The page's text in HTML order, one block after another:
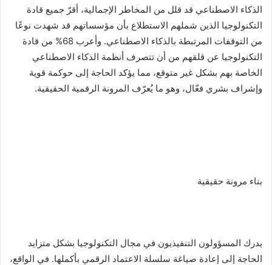
الذكاء الاصطناعي قد قلل من المخاطر الإجمالية، أقرّ جميع قادة
التكنولوجيا الذين شملهم الاستطلاع بأن مؤسساتهم قد شهدت نوعًا
من التوقفات المرتبطة بالذكاء الاصطناعي. وأعرب 68% من قادة
التكنولوجيا عن قلقهم من أن تتصرف أنظمة الذكاء الاصطناعي
الخاصة بهم بشكل غير متوقع، مما يؤكد الحاجة إلى حوكمة قوية
وإشراف بشري فعّال، وهو ما يُعرّف المرونة الرقمية الحقيقية.
بناء مرونة حقيقية
يدرك المسؤولون التنفيذيون في مجال التكنولوجيا بشكل متزايد
الحاجة إلى إعادة صياغة سلسلة الاعتماد الرقمي بأكملها. في الواقع،